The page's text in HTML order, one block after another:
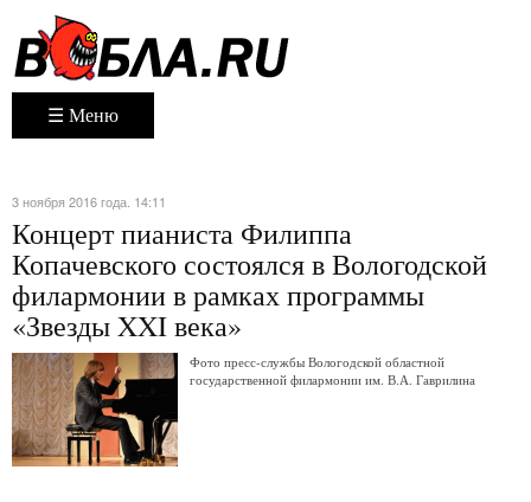
☰ Меню
3 ноября 2016 года. 14:11
Концерт пианиста Филиппа
Копачевского состоялся в Вологодской
филармонии в рамках программы
«Звезды XXI века»
Фото пресс-службы Вологодской областной
государственной филармонии им. В.А. Гаврилина